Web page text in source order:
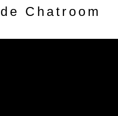
Chatroom